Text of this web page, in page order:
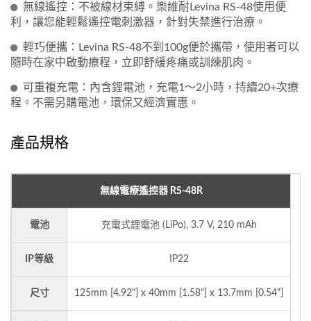
無線遙控：不被線材束縛。樂維耐Levina RS-48使用便
利，讓您能輕鬆遙控電刺激器，針對失禁進行治療。
輕巧便攜：Levina RS-48不到100g便於攜帶，使用者可以
隨時在家中啟動療程，立即舒緩疼痛或訓練肌肉。
可重複充電：內含鋰電池，充電1～2小時，持續20+次療
程。不需另購電池，環保又經濟實惠。
產品規格
無線電療遙控器 RS-48R
電池 充電式鋰電池 (LiPo), 3.7 V, 210 mAh
IP等級 IP22
尺寸 125mm [4.92"] x 40mm [1.58"] x 13.7mm [0.54"]